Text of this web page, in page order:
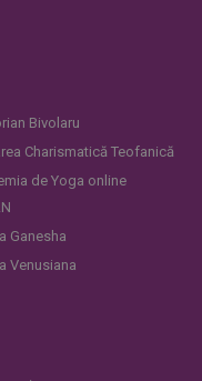
Bivolaru
Charismatică Teofanică
de Yoga online
Ganesha
Venusiana